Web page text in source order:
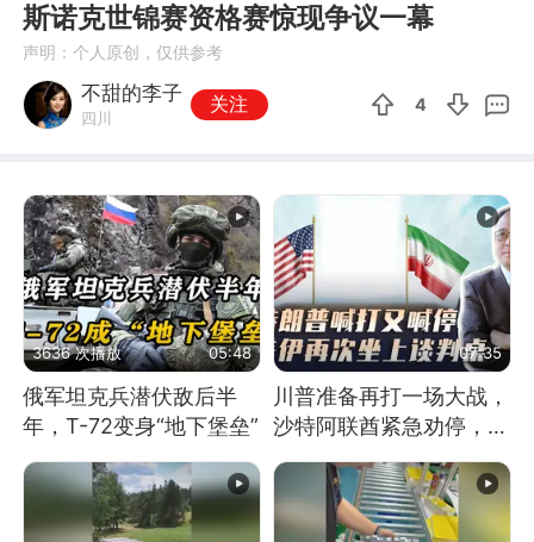
斯诺克世锦赛资格赛惊现争议一幕
声明：个人原创，仅供参考
不甜的李子
四川
关注 4
3636 次播放 05:48
俄军坦克兵潜伏敌后半
年，T-72变身“地下堡垒”
07:35
川普准备再打一场大战，
沙特阿联酋紧急劝停，美